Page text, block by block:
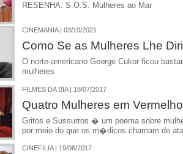
RESENHA: S.O.S. Mulheres ao Mar
CINEMANIA | 03/10/2021
Como Se as Mulheres Lhe
O norte-americano George Cukor ficou
mulheres
FILMES DA BIA | 18/07/2017
Quatro Mulheres em Vermelho
Gritos e Sussurros � um poema sobre
por meio do que os m�dicos chamam de
CINEFILIA | 19/06/2017